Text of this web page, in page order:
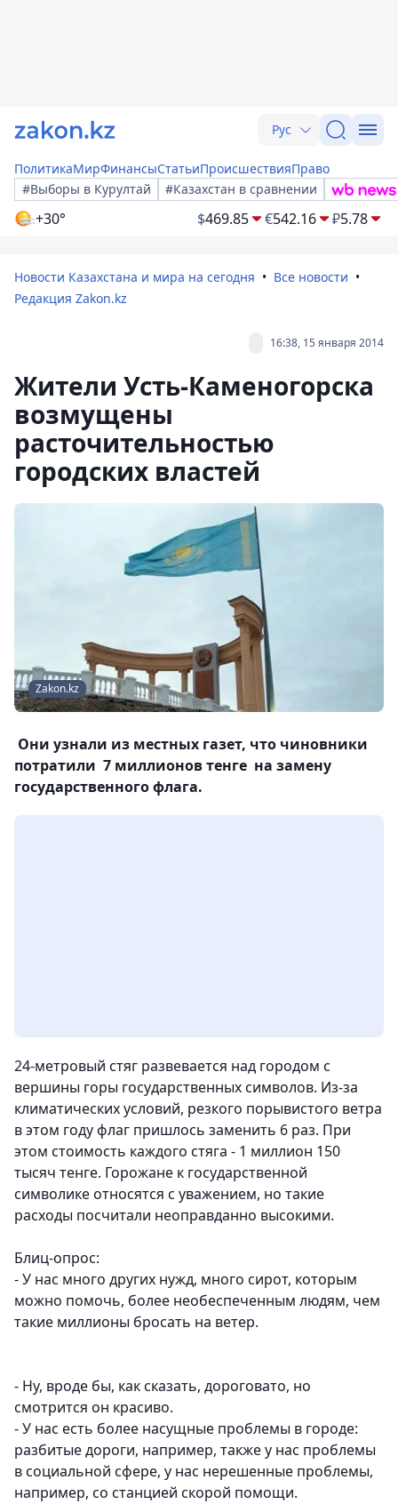
Рус
ПолитикаМирФинансыСтатьиПроисшествияПраво
#Выборы в Курултай
#Казахстан в сравнении
+30° $469.85 €542.16 ₽5.78
Новости Казахстана и мира на сегодня
Все новости
Редакция Zakon.kz
16:38, 15 января 2014
Жители Усть-Каменогорска
возмущены
расточительностью
городских властей
Zakon.kz
Они узнали из местных газет, что чиновники
потратили 7 миллионов тенге на замену
государственного флага.
24-метровый стяг развевается над городом с
вершины горы государственных символов. Из-за
климатических условий, резкого порывистого ветра
в этом году флаг пришлось заменить 6 раз. При
этом стоимость каждого стяга - 1 миллион 150
тысяч тенге. Горожане к государственной
символике относятся с уважением, но такие
расходы посчитали неоправданно высокими.
Блиц-опрос:
- У нас много других нужд, много сирот, которым
можно помочь, более необеспеченным людям, чем
такие миллионы бросать на ветер.
- Ну, вроде бы, как сказать, дороговато, но
смотрится он красиво.
- У нас есть более насущные проблемы в городе:
разбитые дороги, например, также у нас проблемы
в социальной сфере, у нас нерешенные проблемы,
например, со станцией скорой помощи.